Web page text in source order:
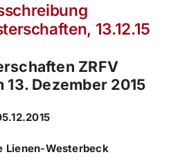
13.12.15
ZRFV
13. Dezember 2015
Lienen-Westerbeck